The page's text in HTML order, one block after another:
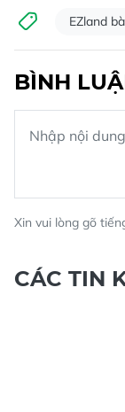
EZland
BÌNH
Xin vui lòng gõ
CÁC TIN